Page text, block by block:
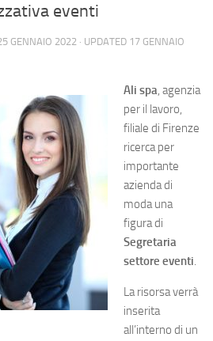
eventi
GENNAIO 2022 · UPDATED 17 GENNAIO
Ali spa, agenzia
per il lavoro,
filiale di Firenze
ricerca per
importante
azienda di
moda una
figura di
Segretaria
settore eventi.
La risorsa verrà
inserita
all’interno di un